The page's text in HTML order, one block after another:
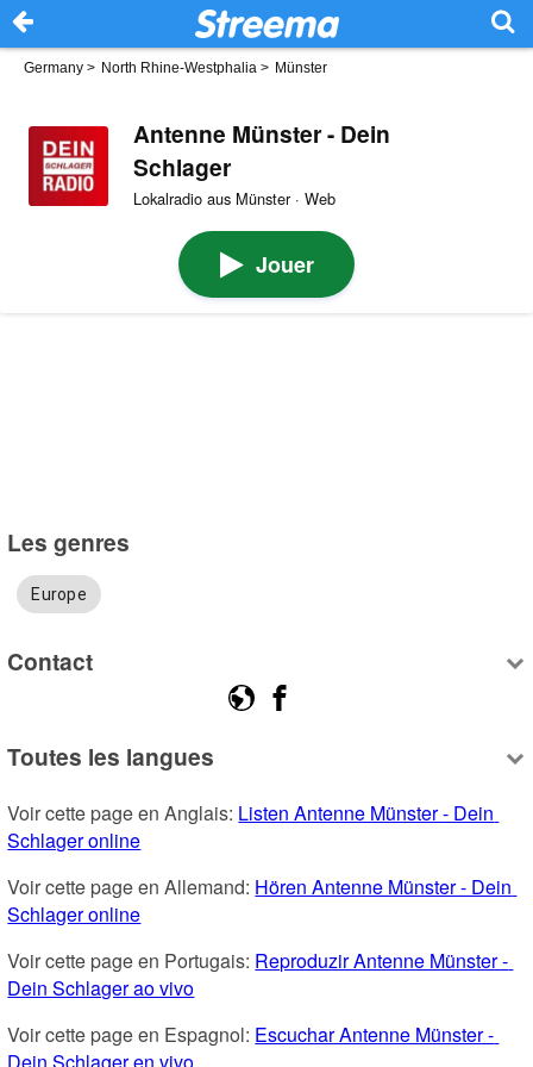
Germany > North Rhine-Westphalia > Münster
Antenne Münster - Dein
Schlager
Lokalradio aus Münster · Web
Jouer
Les genres
Europe
Contact
Toutes les langues
Voir cette page en Anglais: Listen Antenne Münster - Dein
Schlager online
Voir cette page en Allemand: Hören Antenne Münster - Dein
Schlager online
Voir cette page en Portugais: Reproduzir Antenne Münster -
Dein Schlager ao vivo
Voir cette page en Espagnol: Escuchar Antenne Münster -
Dein Schlager en vivo